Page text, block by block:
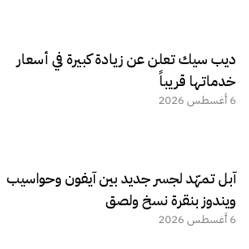
ديب سيك تعلن عن زيادة كبيرة في أسعار
خدماتها قريباً
6 أغسطس 2026
آبل تمهّد لجسر جديد بين آيفون وحواسيب
ويندوز بنقرة نسخ ولصق
6 أغسطس 2026